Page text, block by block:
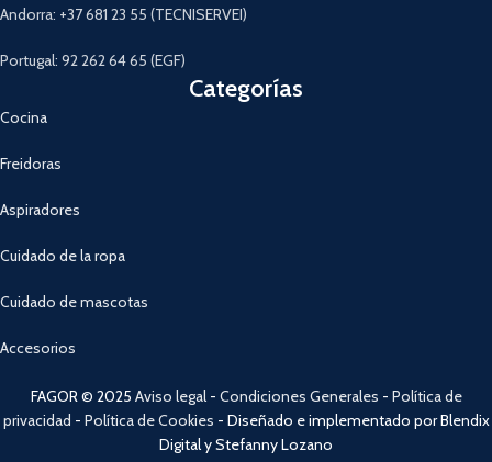
Andorra: +37 681 23 55 (TECNISERVEI)
Portugal: 92 262 64 65 (EGF)
Categorías
Cocina
Freidoras
Aspiradores
Cuidado de la ropa
Cuidado de mascotas
Accesorios
FAGOR © 2025 Aviso legal- Condiciones Generales - Política de
privacidad - Política de Cookies - Diseñado e implementado por Blendix
Digital y Stefanny Lozano